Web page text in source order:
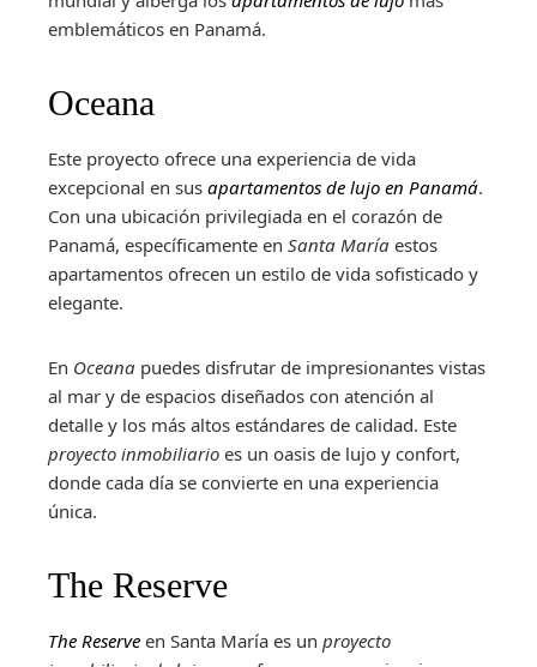
emblemáticos en Panamá.
Oceana
Este proyecto ofrece una experiencia de vida
excepcional en sus apartamentos de lujo en Panamá.
Con una ubicación privilegiada en el corazón de
Panamá, específicamente en Santa María estos
apartamentos ofrecen un estilo de vida sofisticado y
elegante.
En Oceana puedes disfrutar de impresionantes vistas
al mar y de espacios diseñados con atención al
detalle y los más altos estándares de calidad. Este
proyecto inmobiliario es un oasis de lujo y confort,
donde cada día se convierte en una experiencia
única.
The Reserve
The Reserve en Santa María es un proyecto